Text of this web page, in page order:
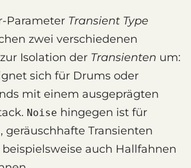
Parameter Transient Type
zwei verschiedenen
Isolation der Transienten um:
sich für Drums oder
mit einem ausgeprägten
Noise hingegen ist für
geräuschhafte Transienten
auch Hallfahnen